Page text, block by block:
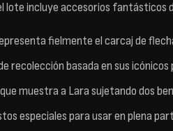
lote incluye accesorios fantásticos
fielmente el carcaj de
recolección basada en sus icónicos
muestra a Lara sujetando dos
especiales para usar en plena